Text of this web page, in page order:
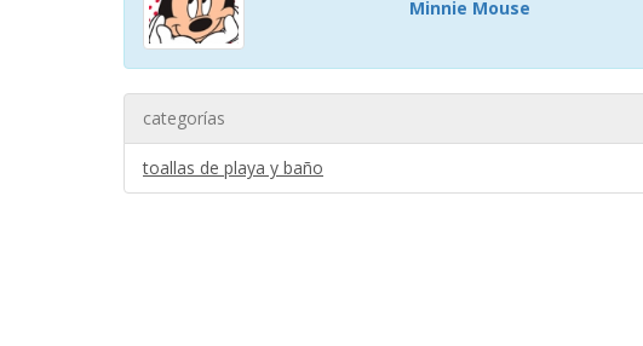
Minnie Mouse
categorías
toallas de playa y baño